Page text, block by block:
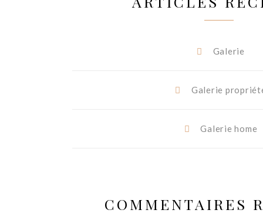
Galerie
Galerie
Galerie home
COMMENTAIRES